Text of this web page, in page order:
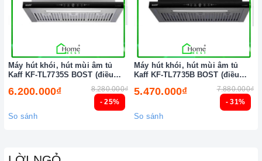
- 25%
Máy hút khói, hút mùi âm tủ
Kaff KF-TL7735S BOST (điều
khiển cảm biến vẫy tay)
6.200.000₫ 8.280.000₫
So sánh
- 31%
Máy hút khói, hút mùi âm tủ
Kaff KF-TL7735B BOST (điều
khiển cảm biến vẫy tay)
5.470.000₫ 7.880.000₫
So sánh